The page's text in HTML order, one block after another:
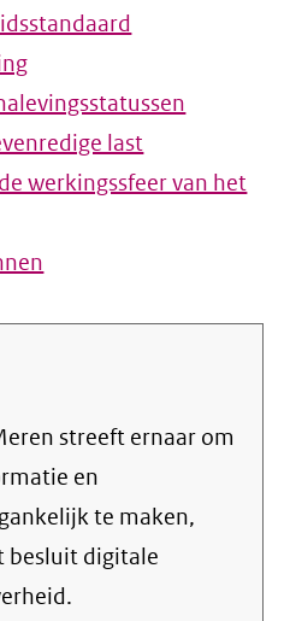
last
werkingssfeer van het
en
te maken,
besluit digitale
.